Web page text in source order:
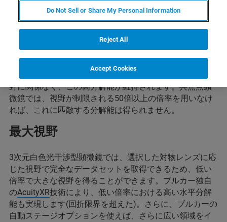
ブルカーの3次元白色光干渉型顕微鏡では、Z軸でクロー
ズドループスキャンを用いて、ナノメートル以下の垂直
分解能と、0.01ナノメートルのRMS再現性を実現してい
ます。そのため、特定のアプリケーションにもっとも適
した視野内で、信頼性と再現性の高いデータが得られま
す。ブルカーの3次元白色光干渉型顕微鏡では、倍率や視
野に関係なく、この高分解能が維持されます。共焦点顕
微鏡では、視野が制限される50倍以上の倍率を用いなけ
れば、これに匹敵する分解能は得られません。
最大視野
3次元白色光干渉型顕微鏡では、選択した対物レンズに応
じた視野で完全なデータセットを取得できるため、低い
倍率で大きな視野を得ることができます。ブルカー独自
のAcuityXR技術により、低い倍率における高い水平分解
能も実現します(回折限界を超えた)。さらに、ブルカーの
自動ステージオプションを使えば、さらに広い領域をイ
Do Not Sell or Share My Personal Information
Reject All
Accept Cookies